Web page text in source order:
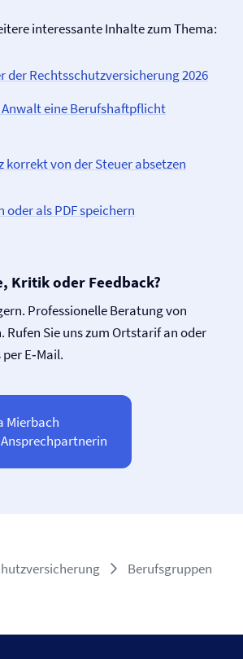
interessante Inhalte zum Thema:
der Rechtsschutz­versicherung 2026
Anwalt eine Berufs­haftpflicht
korrekt von der Steuer absetzen
oder als PDF speichern
Kritik oder Feedback?
Professionelle Beratung von
Rufen Sie uns zum Ortstarif an oder
E‑Mail.
Mierbach
Berufsgruppen